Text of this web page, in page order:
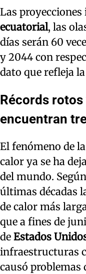
Las
ecuatorial, las
días serán 60
y 2044 con
dato que refleja
Récords
encuentran
El fenómeno de
calor ya se ha
del mundo. Según
últimas décadas
de calor más
que a fines de
de Estados
infraestructuras
causó problemas